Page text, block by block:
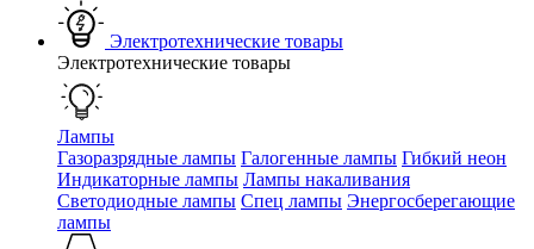
Электротехнические товары
Электротехнические товары
Лампы
Газоразрядные лампы Галогенные лампы Гибкий неон
Индикаторные лампы Лампы накаливания
Светодиодные лампы Спец лампы Энергосберегающие
лампы